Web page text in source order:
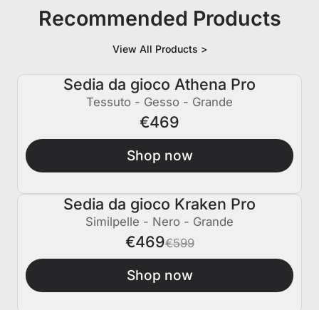
Recommended Products
View All Products >
Sedia da gioco Athena Pro
Tessuto - Gesso - Grande
€469
Shop now
€130 SPENTO
Sedia da gioco Kraken Pro
Similpelle - Nero - Grande
€469€599
Shop now